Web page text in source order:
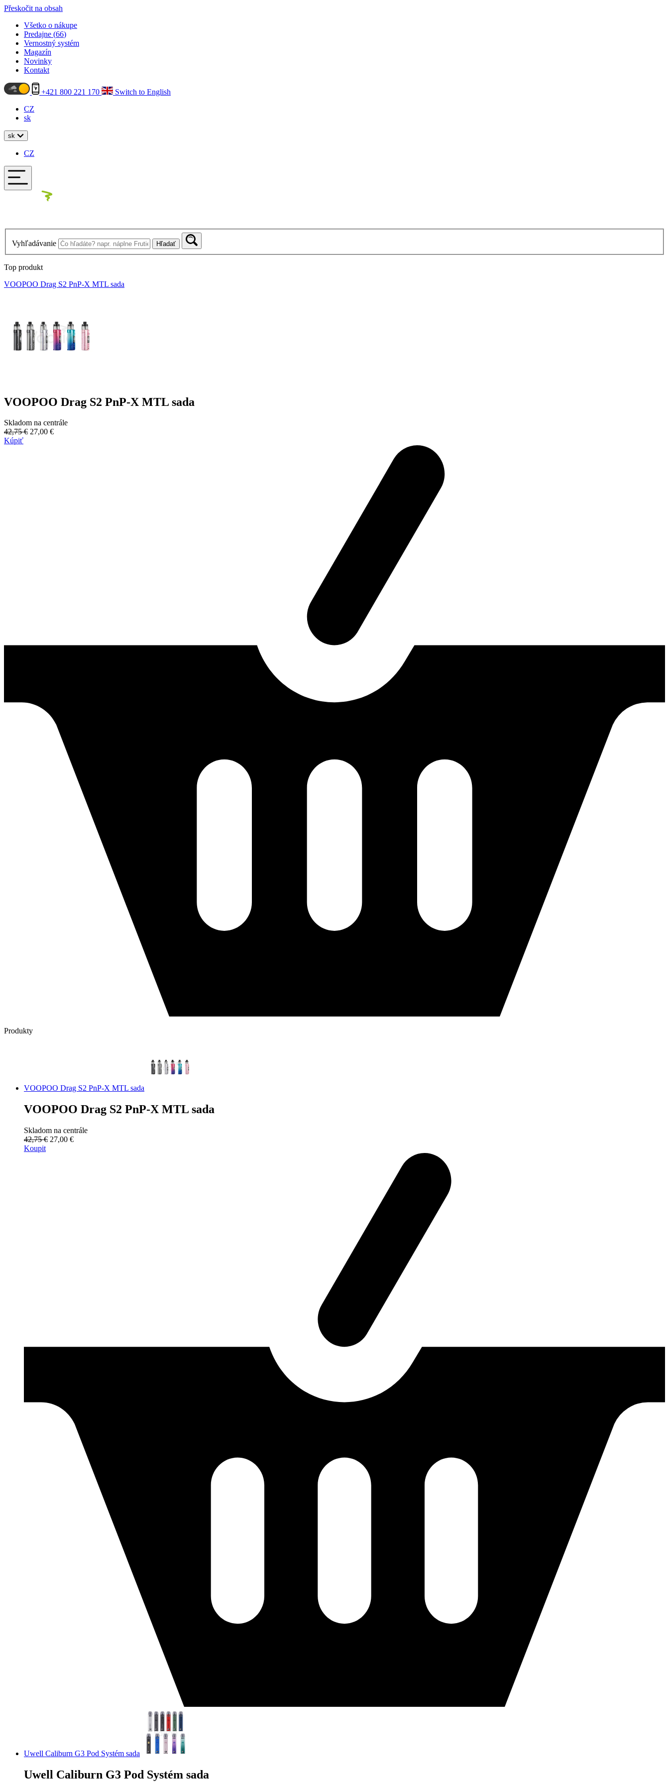
Přeskočit na obsah
Všetko o nákupe
Predajne (66)
Vernostný systém
Magazín
Novinky
Kontakt
+421 800 221 170
Switch to English
CZ
sk
sk
CZ
Vyhľadávanie Hľadať
Top produkt
VOOPOO Drag S2 PnP-X MTL sada
VOOPOO Drag S2 PnP-X MTL sada
Skladom na centrále
42,75 € 27,00 €
Kúpiť
Produkty
VOOPOO Drag S2 PnP-X MTL sada
VOOPOO Drag S2 PnP-X MTL sada
Skladom na centrále
42,75 € 27,00 €
Koupit
Uwell Caliburn G3 Pod Systém sada
Uwell Caliburn G3 Pod Systém sada